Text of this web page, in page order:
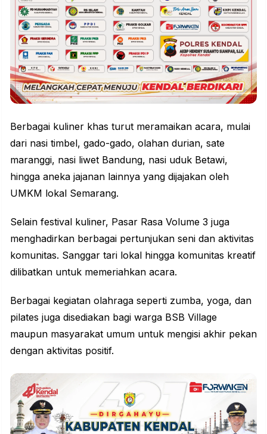
Berbagai kuliner khas turut meramaikan acara, mulai
dari nasi timbel, gado-gado, olahan durian, sate
maranggi, nasi liwet Bandung, nasi uduk Betawi,
hingga aneka jajanan lainnya yang dijajakan oleh
UMKM lokal Semarang.
Selain festival kuliner, Pasar Rasa Volume 3 juga
menghadirkan berbagai pertunjukan seni dan aktivitas
komunitas. Sanggar tari lokal hingga komunitas kreatif
dilibatkan untuk memeriahkan acara.
Berbagai kegiatan olahraga seperti zumba, yoga, dan
pilates juga disediakan bagi warga BSB Village
maupun masyarakat umum untuk mengisi akhir pekan
dengan aktivitas positif.